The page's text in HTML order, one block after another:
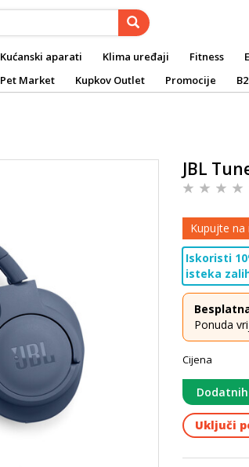
Kućanski aparati Klima uređaji Fitness
Pet Market Kupkov Outlet Promocije
JBL
Kupujte na
Iskoristi
isteka
Ponuda
Cijena
Uključi